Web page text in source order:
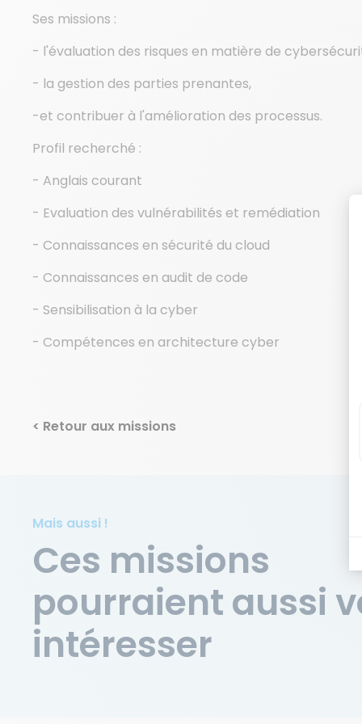
Ses missions :
- l'évaluation des risques en matière de
- la gestion des parties prenantes,
-et contribuer à l'amélioration des processus.
Profil recherché :
- Anglais courant
- Evaluation des vulnérabilités et remédiation
- Connaissances en sécurité du cloud
- Connaissances en audit de code
- Sensibilisation à la cyber
- Compétences en architecture cyber
< Retour aux missions
Mais aussi !
Ces missions
pourraient aussi
intéresser